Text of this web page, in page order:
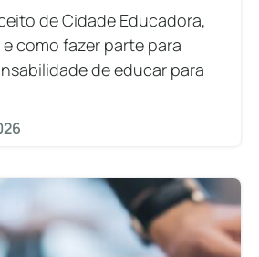
de Cidade Educadora,
como fazer parte para
de educar para